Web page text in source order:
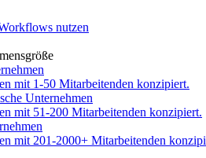
nutzen
mit 1-50 Mitarbeitenden konzipiert.
Unternehmen
mit 51-200 Mitarbeitenden konzipiert.
mit 201-2000+ Mitarbeitenden